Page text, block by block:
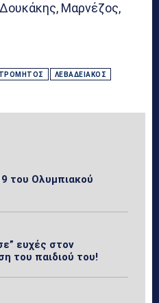
Μαρνέζος,
ΛΕΒΑΔΕΙΑΚΌΣ
του Ολυμπιακού
ευχές στον
του παιδιού του!